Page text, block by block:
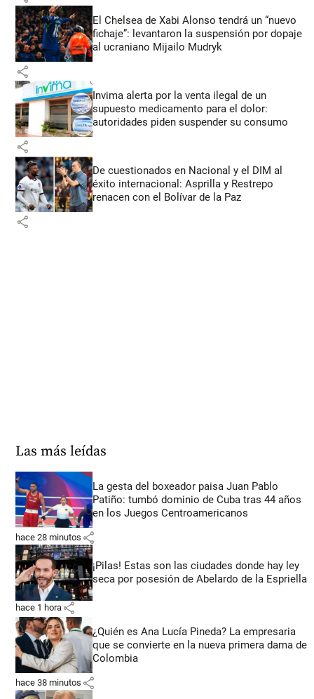
El Chelsea de Xabi Alonso tendrá un “nuevo
fichaje”: levantaron la suspensión por dopaje
al ucraniano Mijailo Mudryk
share
Invima alerta por la venta ilegal de un
supuesto medicamento para el dolor:
autoridades piden suspender su consumo
share
De cuestionados en Nacional y el DIM al
éxito internacional: Asprilla y Restrepo
renacen con el Bolívar de la Paz
share
Las más leídas
La gesta del boxeador paisa Juan Pablo
Patiño: tumbó dominio de Cuba tras 44 años
en los Juegos Centroamericanos
hace 28 minutos share
¡Pilas! Estas son las ciudades donde hay ley
seca por posesión de Abelardo de la Espriella
hace 1 hora share
¿Quién es Ana Lucía Pineda? La empresaria
que se convierte en la nueva primera dama de
Colombia
hace 38 minutos share